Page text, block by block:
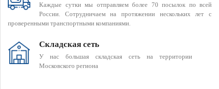
Каждые сутки мы отправляем более 70 посылок по всей
России. Сотрудничаем на протяжении нескольких лет с
проверенными транспортными компаниями.
Складская сеть
У нас большая складская сеть на территории
Московского региона